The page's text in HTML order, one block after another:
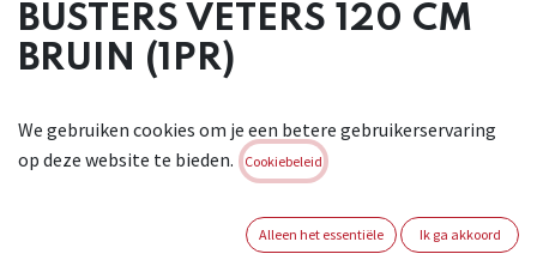
BUSTERS VETERS 120 CM
BRUIN (1PR)
Ideaal voor
veiligheidsschoenen. In blisterverpakking per paar.
Login of registreer om verder te
We gebruiken cookies om je een betere gebruikerservaring
op deze website te bieden.
Cookiebeleid
Alleen het essentiële Ik ga akkoord